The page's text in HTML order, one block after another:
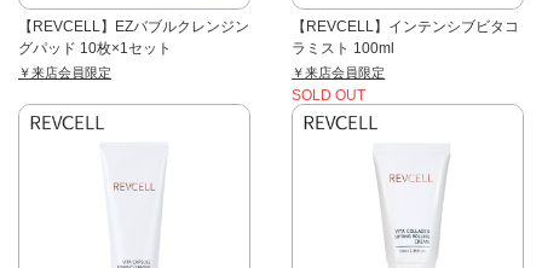
【REVCELL】EZバブルクレンジン
グパッド 10枚×1セット
￥来店会員限定
【REVCELL】インテンシブビタコ
ラミスト 100ml
￥来店会員限定
SOLD OUT